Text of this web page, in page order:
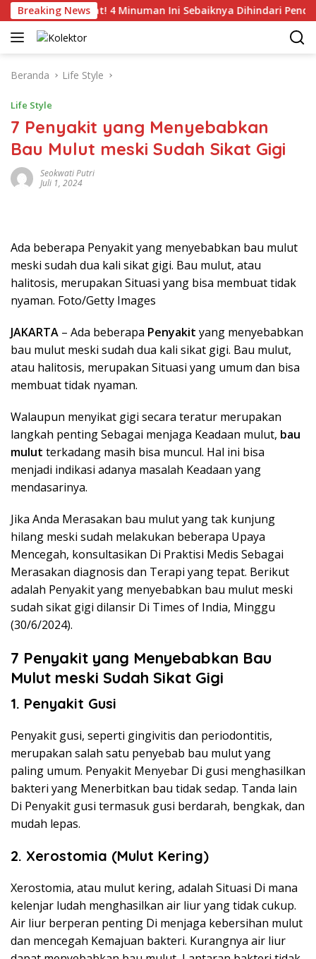
Langsung
ke
konten
Breaking News
Catat! 4 Minuman Ini Sebaiknya Dihindari Penderita
Beranda Life Style
Life Style
7 Penyakit yang Menyebabkan
Bau Mulut meski Sudah Sikat Gigi
Seokwati Putri
Juli 1, 2024
Ada beberapa Penyakit yang menyebabkan bau mulut
meski sudah dua kali sikat gigi. Bau mulut, atau
halitosis, merupakan Situasi yang bisa membuat tidak
nyaman. Foto/Getty Images
JAKARTA – Ada beberapa Penyakit yang menyebabkan
bau mulut meski sudah dua kali sikat gigi. Bau mulut,
atau halitosis, merupakan Situasi yang umum dan bisa
membuat tidak nyaman.
Walaupun menyikat gigi secara teratur merupakan
langkah penting Sebagai menjaga Keadaan mulut, bau
mulut terkadang masih bisa muncul. Hal ini bisa
menjadi indikasi adanya masalah Keadaan yang
mendasarinya.
Jika Anda Merasakan bau mulut yang tak kunjung
hilang meski sudah melakukan beberapa Upaya
Mencegah, konsultasikan Di Praktisi Medis Sebagai
Merasakan diagnosis dan Terapi yang tepat. Berikut
adalah Penyakit yang menyebabkan bau mulut meski
sudah sikat gigi dilansir Di Times of India, Minggu
(30/6/2024).
7 Penyakit yang Menyebabkan Bau
Mulut meski Sudah Sikat Gigi
1. Penyakit Gusi
Penyakit gusi, seperti gingivitis dan periodontitis,
merupakan salah satu penyebab bau mulut yang
paling umum. Penyakit Menyebar Di gusi menghasilkan
bakteri yang Menerbitkan bau tidak sedap. Tanda lain
Di Penyakit gusi termasuk gusi berdarah, bengkak, dan
mudah lepas.
2. Xerostomia (Mulut Kering)
Xerostomia, atau mulut kering, adalah Situasi Di mana
kelenjar ludah menghasilkan air liur yang tidak cukup.
Air liur berperan penting Di menjaga kebersihan mulut
dan mencegah Kemajuan bakteri. Kurangnya air liur